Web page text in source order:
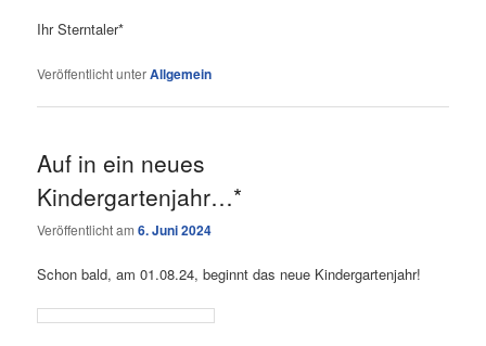
Ihr Sterntaler*
Veröffentlicht unterAllgemein
Auf in ein neues
Kindergartenjahr…*
Veröffentlicht am6. Juni 2024
Schon bald, am 01.08.24, beginnt das neue Kindergartenjahr!